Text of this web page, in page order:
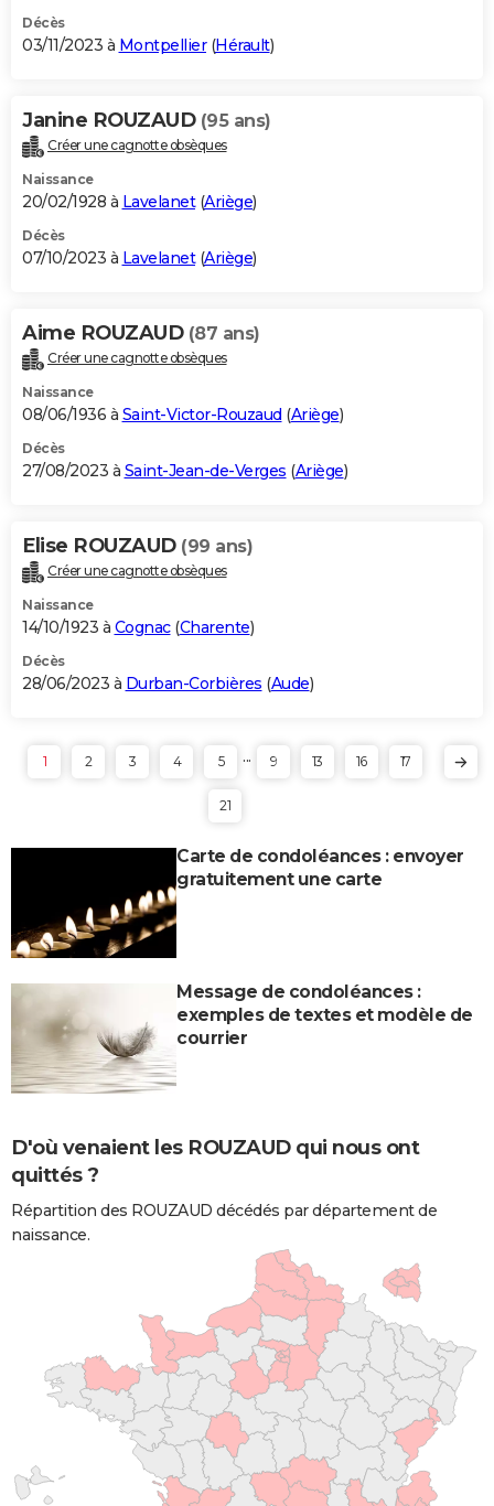
Décès
03/11/2023 à Montpellier(Hérault)
Janine ROUZAUD (95 ans)
Créer une cagnotte obsèques
Naissance
20/02/1928 à Lavelanet(Ariège)
Décès
07/10/2023 à Lavelanet(Ariège)
Aime ROUZAUD (87 ans)
Créer une cagnotte obsèques
Naissance
08/06/1936 à Saint-Victor-Rouzaud (Ariège)
Décès
27/08/2023 à Saint-Jean-de-Verges (Ariège)
Elise ROUZAUD (99 ans)
Créer une cagnotte obsèques
Naissance
14/10/1923 à Cognac(Charente)
Décès
28/06/2023 à Durban-Corbières (Aude)
1 2 3 4 5 ... 9 13 16 17
21
Carte de condoléances : envoyer
gratuitement une carte
Message de condoléances :
exemples de textes et modèle de
courrier
D'où venaient les ROUZAUD qui nous ont
quittés ?
Répartition des ROUZAUD décédés par département de
naissance.